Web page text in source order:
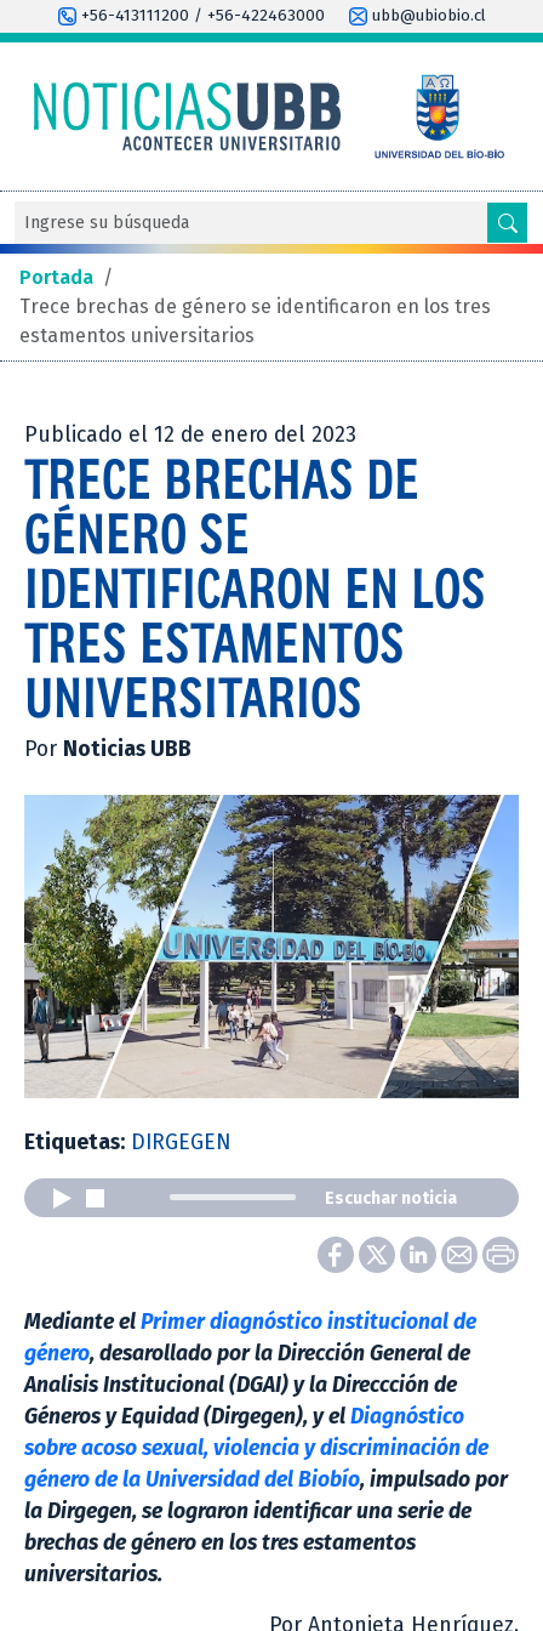
+56-413111200 / +56-422463000 ubb@ubiobio.cl
Portada /
Trece brechas de género se identificaron en los tres
estamentos universitarios
Publicado el 12 de enero del 2023
TRECE BRECHAS DE
GÉNERO SE
IDENTIFICARON EN LOS
TRES ESTAMENTOS
UNIVERSITARIOS
Por Noticias UBB
Etiquetas: DIRGEGEN
Escuchar noticia
Mediante elPrimer diagnóstico institucional de
género, desarollado por la Dirección General de
Analisis Institucional (DGAI) y la Direccción de
Géneros y Equidad (Dirgegen), y elDiagnóstico
sobre acoso sexual, violencia y discriminación de
género de la Universidad del Biobío, impulsado por
la Dirgegen, se lograron identificar una serie de
brechas de género en los tres estamentos
universitarios.
Por Antonieta Henríquez.